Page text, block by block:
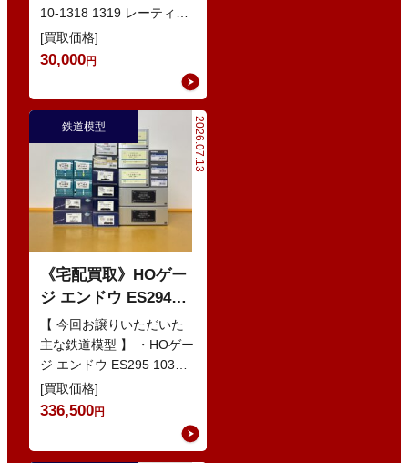
10-1318 1319 レーティッ
シュ鉄道 ベルニナ急行 ・
Nゲージ K…
[買取価格]
30,000円
2026.07.13
鉄道模型
《宅配買取》HOゲー
ジ エンドウ ES294
103系1200番代 東西線
色 基本5輌 Nセット
などの鉄道模型
【 今回お譲りいただいた
主な鉄道模型 】 ・HOゲー
ジ エンドウ ES295 103系
1200番代 東西線色 中間5
輌 Oセット …
[買取価格]
336,500円